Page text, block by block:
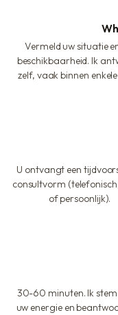
Vermeld uw situatie
beschikbaarheid. Ik
zelf, vaak binnen
U ontvangt een
consultvorm
of persoonlijk).
30-60 minuten. Ik
uw energie en